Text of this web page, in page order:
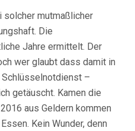
mutmaßlicher
Die
Jahre ermittelt. Der
wer glaubt dass damit in
–
getäuscht. Kamen die
aus Geldern kommen
Kein Wunder, denn